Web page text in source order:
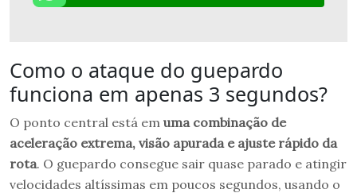
Como o ataque do guepardo
funciona em apenas 3 segundos?
O ponto central está em uma combinação de
aceleração extrema, visão apurada e ajuste rápido da
rota. O guepardo consegue sair quase parado e atingir
velocidades altíssimas em poucos segundos, usando o